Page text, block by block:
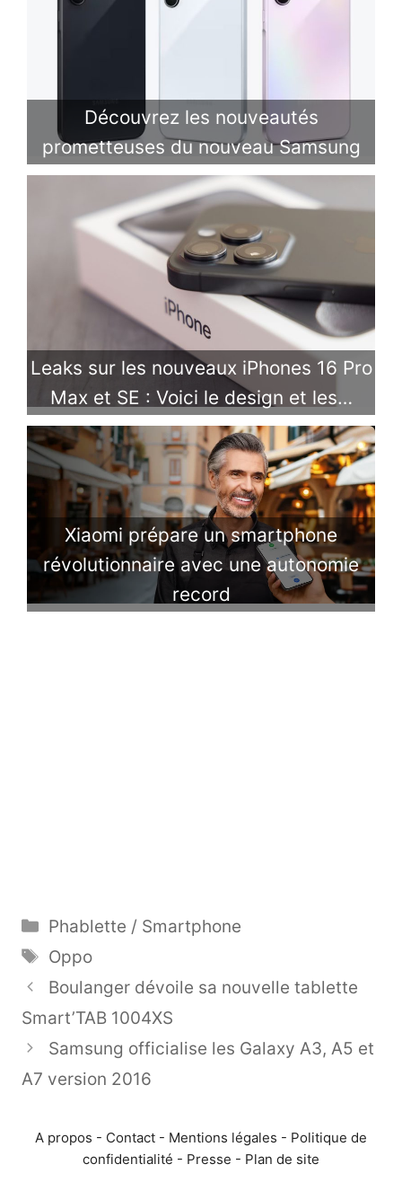
Découvrez les nouveautés
prometteuses du nouveau Samsung
Leaks sur les nouveaux iPhones 16 Pro
Max et SE : Voici le design et les…
Xiaomi prépare un smartphone
révolutionnaire avec une autonomie
record
Catégories
Phablette / Smartphone
Étiquettes
Oppo
Boulanger dévoile sa nouvelle tablette
Smart’TAB 1004XS
Samsung officialise les Galaxy A3, A5 et
A7 version 2016
A propos - Contact - Mentions légales - Politique de
confidentialité - Presse - Plan de site